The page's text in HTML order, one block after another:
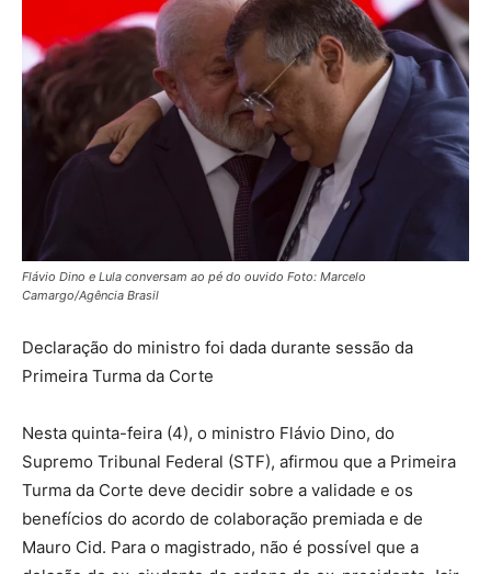
Flávio Dino e Lula conversam ao pé do ouvido Foto: Marcelo
Camargo/Agência Brasil
Declaração do ministro foi dada durante sessão da
Primeira Turma da Corte
Nesta quinta-feira (4), o ministro Flávio Dino, do
Supremo Tribunal Federal (STF), afirmou que a Primeira
Turma da Corte deve decidir sobre a validade e os
benefícios do acordo de colaboração premiada e de
Mauro Cid. Para o magistrado, não é possível que a